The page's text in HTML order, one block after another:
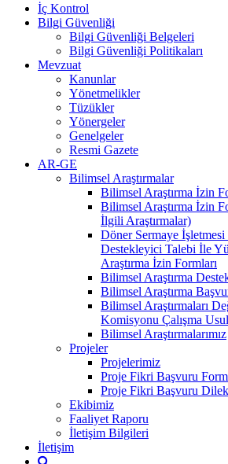
İç Kontrol
Bilgi Güvenliği
Bilgi Güvenliği Belgeleri
Bilgi Güvenliği Politikaları
Mevzuat
Kanunlar
Yönetmelikler
Tüzükler
Yönergeler
Genelgeler
Resmi Gazete
AR-GE
Bilimsel Araştırmalar
Bilimsel Araştırma İzin
Bilimsel Araştırma İzin
İlgili Araştırmalar)
Döner Sermaye İşletmesi
Destekleyici Talebi İle
Araştırma İzin Formları
Bilimsel Araştırma
Bilimsel Araştırma
Bilimsel Araştırmaları
Komisyonu Çalışma
Bilimsel Araştırmalarımız
Projeler
Projelerimiz
Proje Fikri Başvuru
Proje Fikri Başvuru
Ekibimiz
Faaliyet Raporu
İletişim Bilgileri
İletişim